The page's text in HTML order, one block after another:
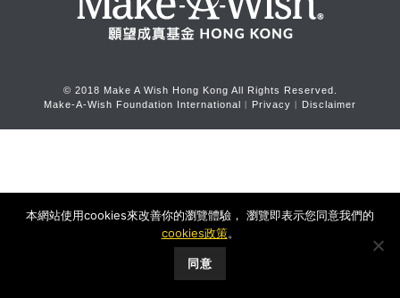
© 2018 Make A Wish Hong Kong All Rights Reserved.
Make-A-Wish Foundation International ︱ Privacy ︱ Disclaimer
本網站使用cookies來改善你的瀏覽體驗， 瀏覽即表示您同意我們的
cookies政策。
同意